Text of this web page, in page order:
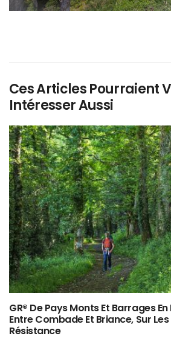
Ces Articles Pourraient
Intéresser Aussi
GR® De Pays Monts Et Barrages
Entre Combade Et Briance, Sur
Résistance